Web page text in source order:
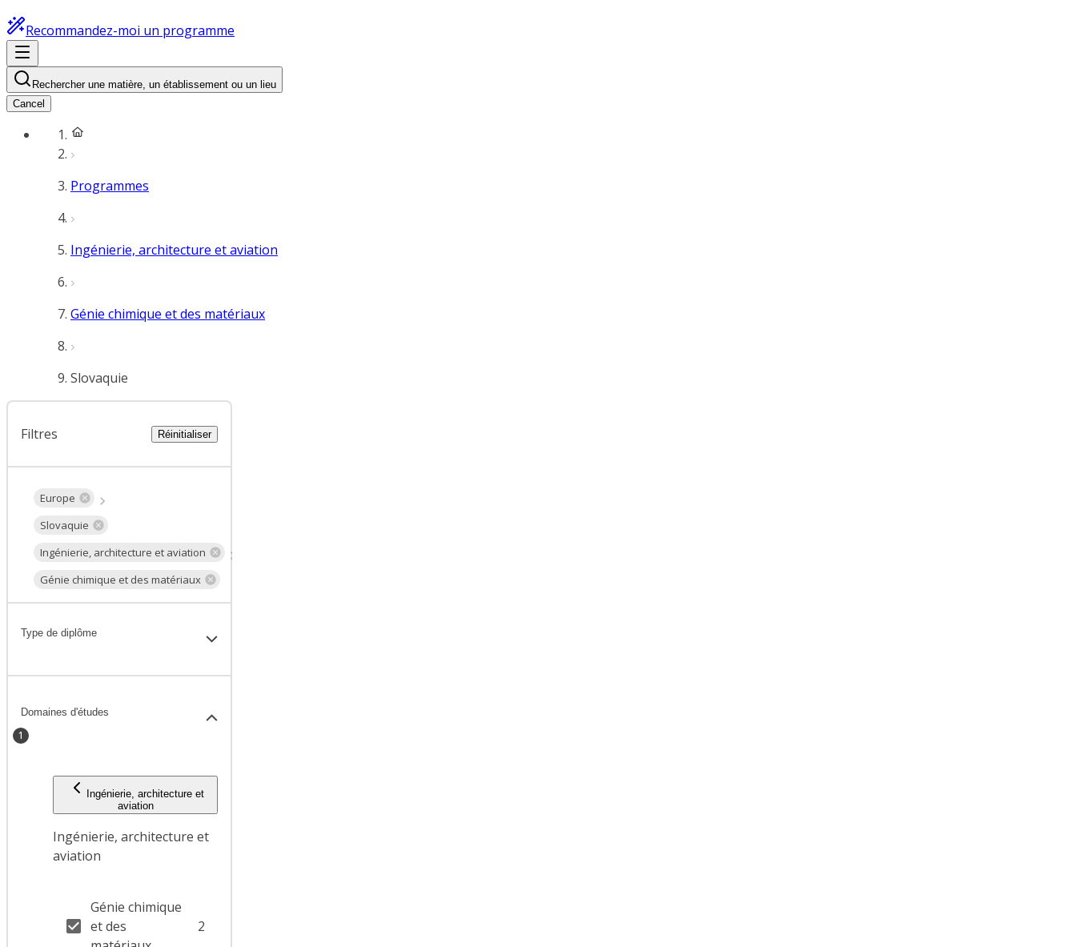
Recommandez-moi un programme
Rechercher une matière, un établissement ou un lieu
Cancel
Programmes
Ingénierie, architecture et aviation
Génie chimique et des matériaux
Slovaquie
Filtres Réinitialiser
Europe
Slovaquie
Ingénierie, architecture et aviation
Génie chimique et des matériaux
Type de diplôme
Domaines d'études
1
Ingénierie, architecture et
aviation
Ingénierie, architecture et
aviation
Génie chimique
et des
2